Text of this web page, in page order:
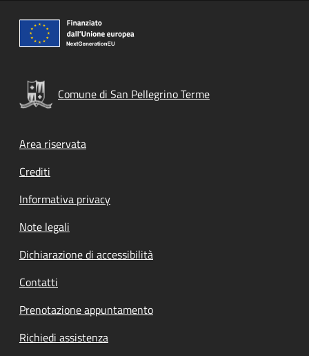
Comune di San Pellegrino Terme
Footer menu
Area riservata
Crediti
Informativa privacy
Note legali
Dichiarazione di accessibilità
Contatti
Prenotazione appuntamento
Richiedi assistenza